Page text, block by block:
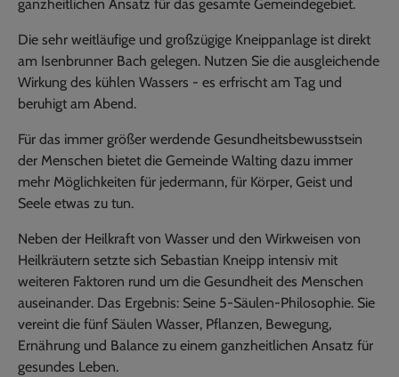
ganzheitlichen Ansatz für das gesamte Gemeindegebiet.
Die sehr weitläufige und großzügige Kneippanlage ist direkt
am Isenbrunner Bach gelegen. Nutzen Sie die ausgleichende
Wirkung des kühlen Wassers - es erfrischt am Tag und
beruhigt am Abend.
Für das immer größer werdende Gesundheitsbewusstsein
der Menschen bietet die Gemeinde Walting dazu immer
mehr Möglichkeiten für jedermann, für Körper, Geist und
Seele etwas zu tun.
Neben der Heilkraft von Wasser und den Wirkweisen von
Heilkräutern setzte sich Sebastian Kneipp intensiv mit
weiteren Faktoren rund um die Gesundheit des Menschen
auseinander. Das Ergebnis: Seine 5-Säulen-Philosophie. Sie
vereint die fünf Säulen Wasser, Pflanzen, Bewegung,
Ernährung und Balance zu einem ganzheitlichen Ansatz für
gesundes Leben.